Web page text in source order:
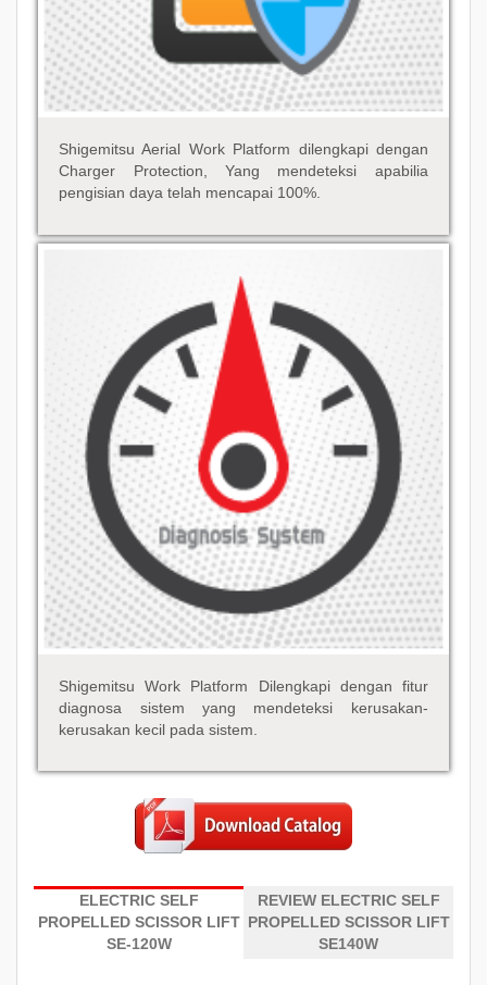
Shigemitsu Aerial Work Platform dilengkapi dengan
Charger Protection, Yang mendeteksi apabilia
pengisian daya telah mencapai 100%.
Shigemitsu Work Platform Dilengkapi dengan fitur
diagnosa sistem yang mendeteksi kerusakan-
kerusakan kecil pada sistem.
ELECTRIC SELF
PROPELLED SCISSOR LIFT
SE-120W
REVIEW ELECTRIC SELF
PROPELLED SCISSOR LIFT
SE140W